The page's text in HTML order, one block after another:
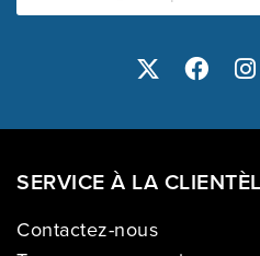
SERVICE À LA
Contactez-nous